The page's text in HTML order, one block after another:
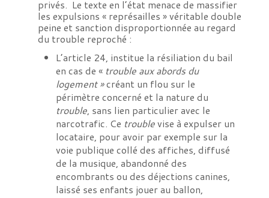
privés. Le texte en l’état menace de massifier
les expulsions « représailles » véritable double
peine et sanction disproportionnée au regard
du trouble reproché :
L’article 24, institue la résiliation du bail
en cas de « trouble aux abords du
logement »créant un flou sur le
périmètre concerné et la nature du
trouble, sans lien particulier avec le
narcotrafic. Ce troublevise à expulser un
locataire, pour avoir par exemple sur la
voie publique collé des affiches, diffusé
de la musique, abandonné des
encombrants ou des déjections canines,
laissé ses enfants jouer au ballon,